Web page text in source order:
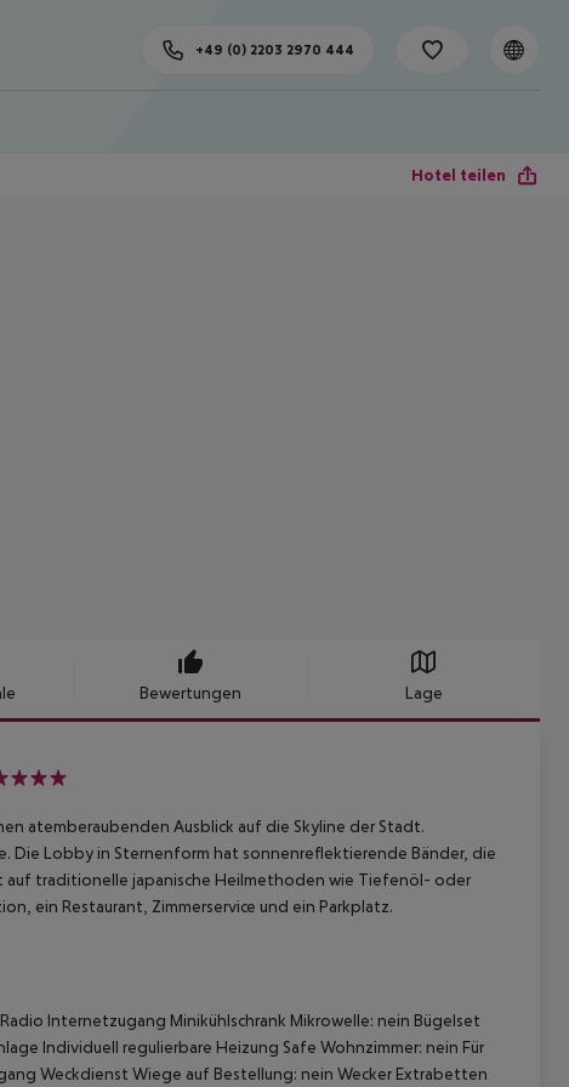
+49 (0) 2203 2970 444
Hotel teilen
Bewertungen Lage
atemberaubenden Ausblick auf die Skyline der Stadt.
Die Lobby in Sternenform hat sonnenreflektierende Bänder, die
auf traditionelle japanische Heilmethoden wie Tiefenöl- oder
ein Restaurant, Zimmerservice und ein Parkplatz.
Radio Internetzugang Minikühlschrank Mikrowelle: nein Bügelset
Individuell regulierbare Heizung Safe Wohnzimmer: nein Für
Weckdienst Wiege auf Bestellung: nein Wecker Extrabetten